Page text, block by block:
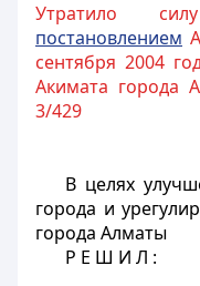
Утратило
постановлением
сентября 2004
Акимата города
3/429
В целях
города и
города Алматы
Р Е Ш И Л :